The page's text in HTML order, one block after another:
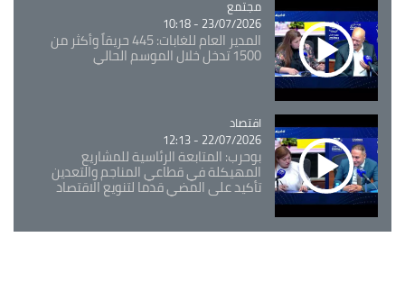
Catégorie
مجتمع
23/07/2026 - 10:18
المدير العام للغابات: 445 حريقاً وأكثر من
1500 تدخل خلال الموسم الحالي
Catégorie
اقتصاد
22/07/2026 - 12:13
بوحرب: المتابعة الرئاسية للمشاريع
المهيكلة في قطاعي المناجم والتعدين
تأكيد على المضي قدما لتنويع الاقتصاد